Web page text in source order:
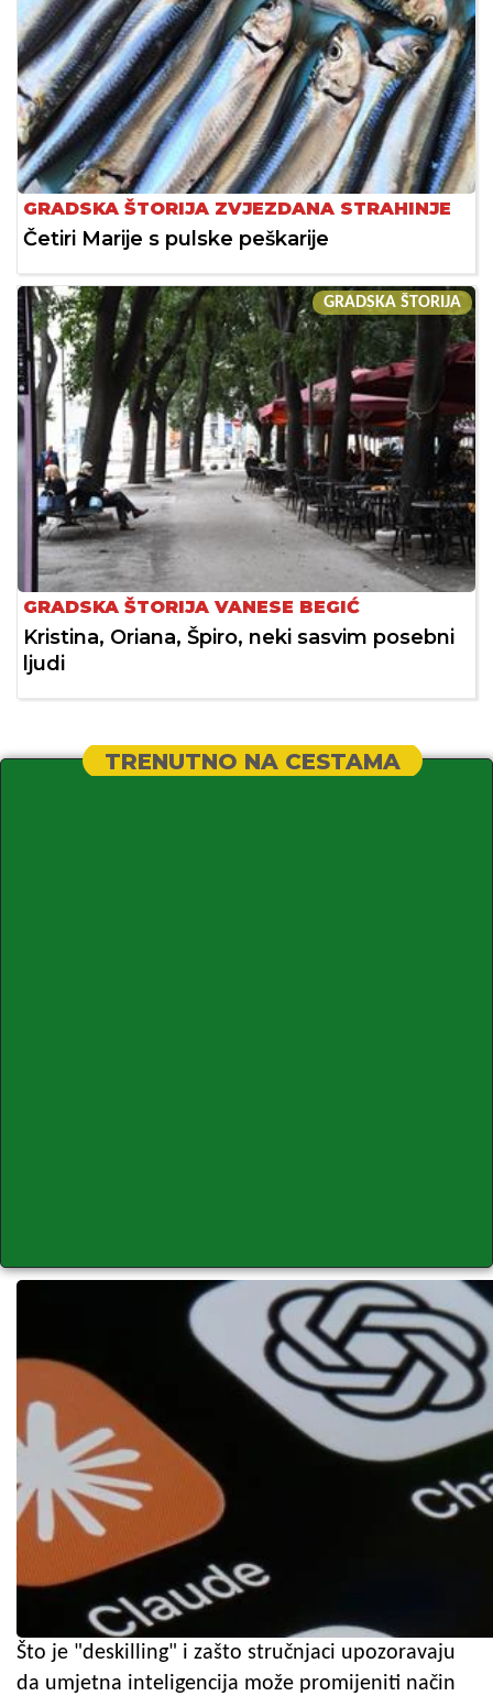
GRADSKA ŠTORIJA ZVJEZDANA STRAHINJE
Četiri Marije s pulske peškarije
GRADSKA ŠTORIJA
GRADSKA ŠTORIJA VANESE BEGIĆ
Kristina, Oriana, Špiro, neki sasvim posebni
ljudi
TRENUTNO NA CESTAMA
Što je "deskilling" i zašto stručnjaci upozoravaju
da umjetna inteligencija može promijeniti način